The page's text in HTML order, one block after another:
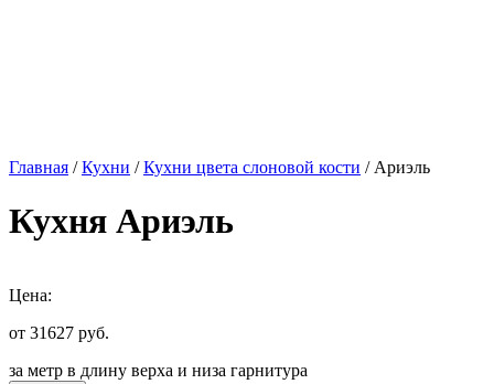
Главная /Кухни /Кухни цвета слоновой кости / Ариэль
Кухня Ариэль
Цена:
от 31627 руб.
за метр в длину верха и низа гарнитура